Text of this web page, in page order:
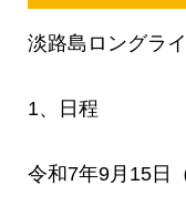
淡路島ロングラ
1、日程
令和7年9月15日